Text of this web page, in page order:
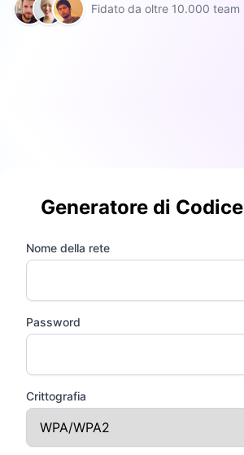
Fidato da oltre 10.000 team
Generatore di
Nome della rete
Password
Crittografia